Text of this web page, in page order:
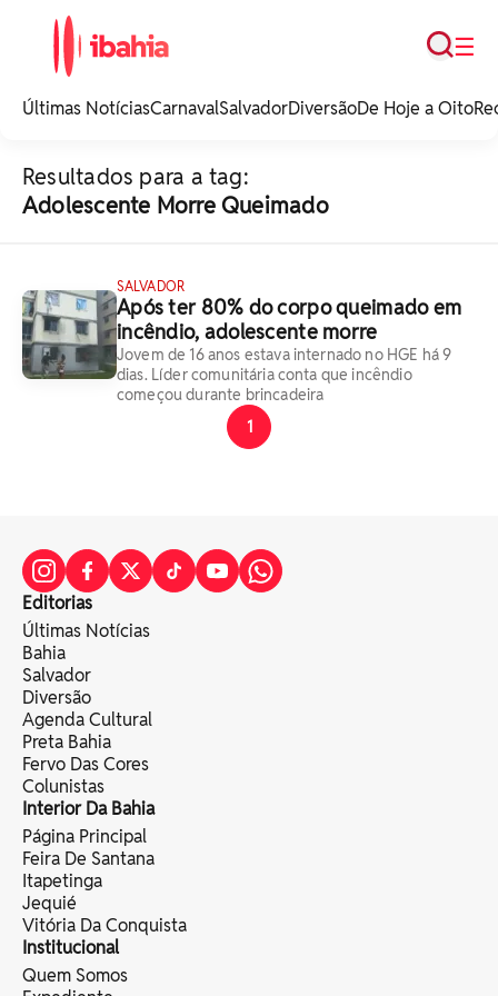
noticias e
☰
Busca
Últimas NotíciasCarnavalSalvadorDiversãoDe Hoje a Oito
Resultados para a tag:
Adolescente Morre Queimado
SALVADOR
Após ter 80% do corpo queimado em
incêndio, adolescente morre
Jovem de 16 anos estava internado no HGE há 9
dias. Líder comunitária conta que incêndio
começou durante brincadeira
1
Editorias
Últimas Notícias
Bahia
Salvador
Diversão
Agenda Cultural
Preta Bahia
Fervo Das Cores
Colunistas
Interior Da Bahia
Página Principal
Feira De Santana
Itapetinga
Jequié
Vitória Da Conquista
Institucional
Quem Somos